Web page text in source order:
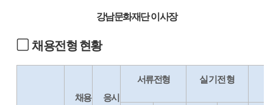
강남문화재단 이사장
채용전형 현황
채용 응시
서류전형 실기전형